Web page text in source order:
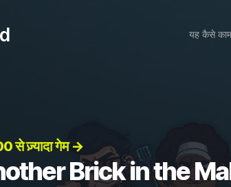
यह कैसे
से ज़्यादा गेम →
Brick in the Mall